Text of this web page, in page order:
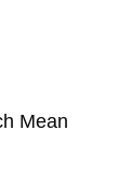
Mean